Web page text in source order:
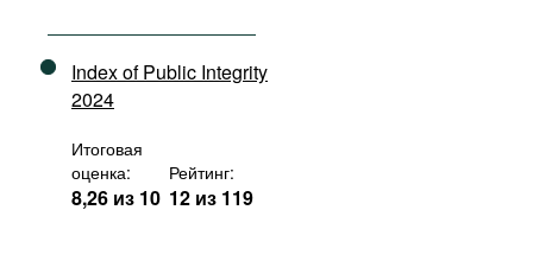
Index of Public Integrity
2024
Итоговая
оценка:
8,26 из 10
Рейтинг:
12 из 119